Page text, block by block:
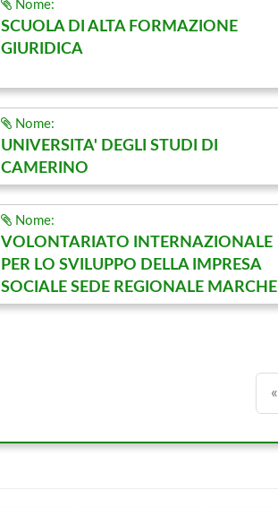
Nome:
SCUOLA DI ALTA FORMAZIONE
GIURIDICA
Nome:
UNIVERSITA' DEGLI STUDI DI
CAMERINO
Nome:
VOLONTARIATO INTERNAZIONALE
PER LO SVILUPPO DELLA IMPRESA
SOCIALE SEDE REGIONALE MARCHE
«